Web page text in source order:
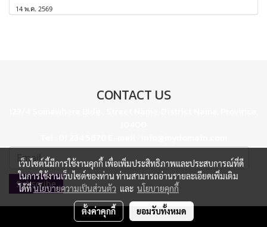
14 พ.ค. 2569
CONTACT US
Subscribe
เว็บไซต์นี้มีการใช้งานคุกกี้ เพื่อเพิ่มประสิทธิภาพและประสบการณ์ที่ดี
ในการใช้งานเว็บไซต์ของท่าน ท่านสามารถอ่านรายละเอียดเพิ่มเติม
ได้ที่นโยบายความเป็นส่วนตัว และ นโยบายคุกกี้
ตั้งค่าคุกกี้ ยอมรับทั้งหมด